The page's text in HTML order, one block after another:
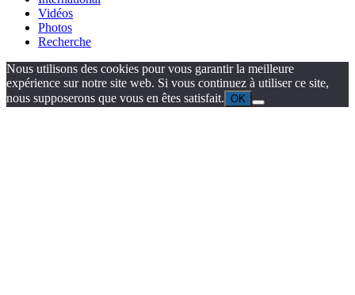
Vidéos
Photos
Recherche
Nous utilisons des cookies pour vous garantir la meilleure
expérience sur notre site web. Si vous continuez à utiliser ce site,
nous supposerons que vous en êtes satisfait. OK